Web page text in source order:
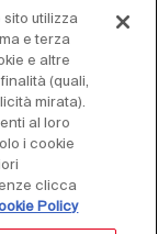
01
vendita
sito utilizza
e terza
e altre
(quali,
mirata).
al loro
i cookie
clicca
Policy